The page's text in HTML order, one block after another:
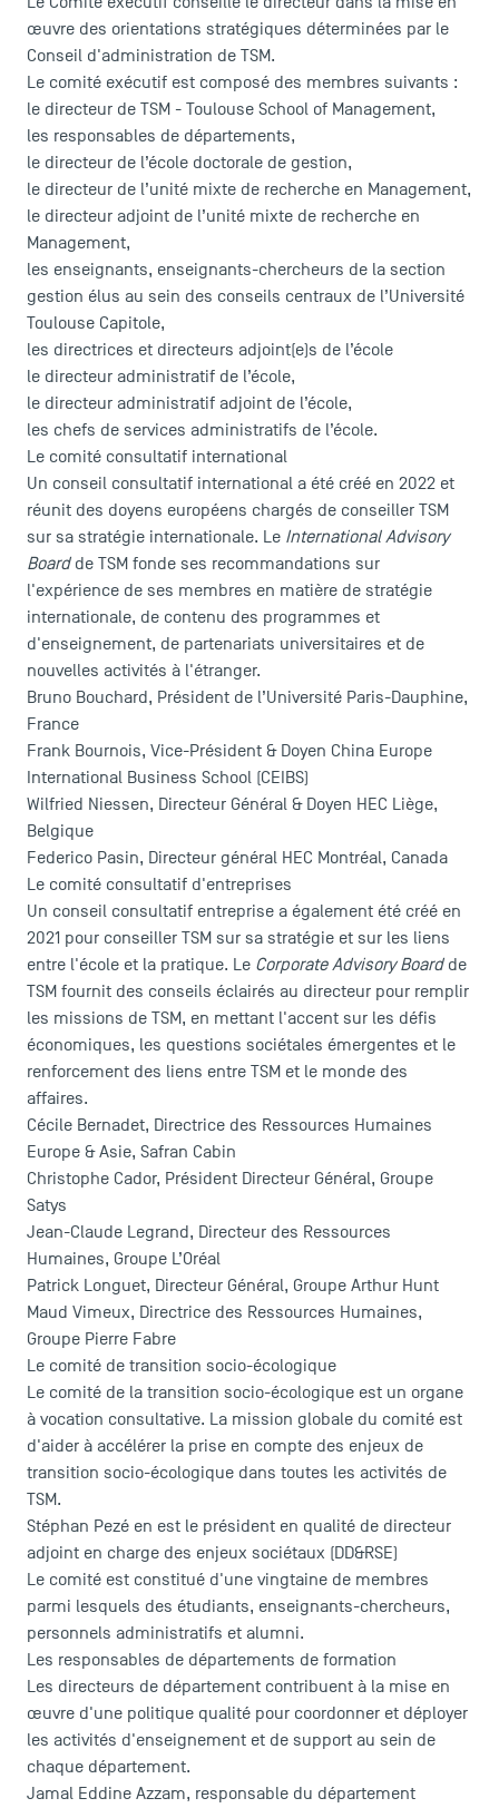
TSM Éducation
TSM-Research
TSM Doctoral Programme
œuvre des orientations stratégiques déterminées par le
Conseil d'administration de TSM.
Le comité exécutif est composé des membres suivants :
le directeur de TSM - Toulouse School of Management,
les responsables de départements,
le directeur de l’école doctorale de gestion,
le directeur de l’unité mixte de recherche en Management,
le directeur adjoint de l’unité mixte de recherche en
Management,
les enseignants, enseignants-chercheurs de la section
gestion élus au sein des conseils centraux de l’Université
Toulouse Capitole,
les directrices et directeurs adjoint(e)s de l’école
le directeur administratif de l’école,
le directeur administratif adjoint de l’école,
les chefs de services administratifs de l’école.
Le comité consultatif international
Un conseil consultatif international a été créé en 2022 et
réunit des doyens européens chargés de conseiller TSM
sur sa stratégie internationale. Le International Advisory
Boardde TSM fonde ses recommandations sur
l'expérience de ses membres en matière de stratégie
internationale, de contenu des programmes et
d'enseignement, de partenariats universitaires et de
nouvelles activités à l'étranger.
Bruno Bouchard, Président de l’Université Paris-Dauphine,
France
Frank Bournois, Vice-Président & Doyen China Europe
International Business School (CEIBS)
Wilfried Niessen, Directeur Général & Doyen HEC Liège,
Belgique
Federico Pasin, Directeur général HEC Montréal, Canada
Le comité consultatif d'entreprises
Un conseil consultatif entreprise a également été créé en
2021 pour conseiller TSM sur sa stratégie et sur les liens
entre l'école et la pratique. Le Corporate Advisory Boardde
TSM fournit des conseils éclairés au directeur pour remplir
les missions de TSM, en mettant l'accent sur les défis
économiques, les questions sociétales émergentes et le
renforcement des liens entre TSM et le monde des
affaires.
Cécile Bernadet, Directrice des Ressources Humaines
Europe & Asie, Safran Cabin
Christophe Cador, Président Directeur Général, Groupe
Satys
Jean-Claude Legrand, Directeur des Ressources
Humaines, Groupe L’Oréal
Patrick Longuet, Directeur Général, Groupe Arthur Hunt
Maud Vimeux, Directrice des Ressources Humaines,
Groupe Pierre Fabre
Le comité de transition socio-écologique
Le comité de la transition socio-écologique est un organe
à vocation consultative. La mission globale du comité est
d'aider à accélérer la prise en compte des enjeux de
transition socio-écologique dans toutes les activités de
TSM.
Stéphan Pezé en est le président en qualité de directeur
adjoint en charge des enjeux sociétaux (DD&RSE)
Le comité est constitué d'une vingtaine de membres
parmi lesquels des étudiants, enseignants-chercheurs,
personnels administratifs et alumni.
Les responsables de départements de formation
Les directeurs de département contribuent à la mise en
œuvre d'une politique qualité pour coordonner et déployer
les activités d'enseignement et de support au sein de
chaque département.
Jamal Eddine Azzam, responsable du département